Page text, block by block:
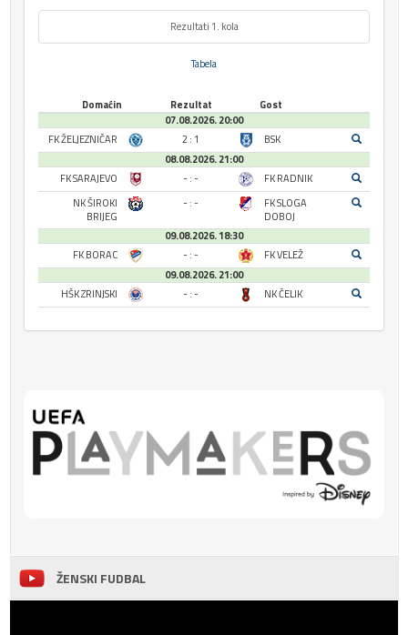
Rezultati 1. kola
Tabela
Domaćin Rezultat
Gost
07.08.2026. 20:00
FK ŽELJEZNIČAR
2 : 1
BSK
08.08.2026. 21:00
FK SARAJEVO
- : -
FK RADNIK
NK ŠIROKI
BRIJEG
- : -
FK SLOGA
DOBOJ
09.08.2026. 18:30
FK BORAC
- : -
FK VELEŽ
09.08.2026. 21:00
HŠK ZRINJSKI
- : - NK ČELIK
ŽENSKI FUDBAL